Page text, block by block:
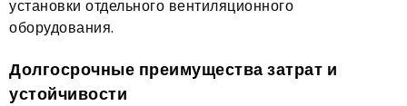
установки отдельного вентиляционного
оборудования.
Долгосрочные преимущества затрат и
устойчивости